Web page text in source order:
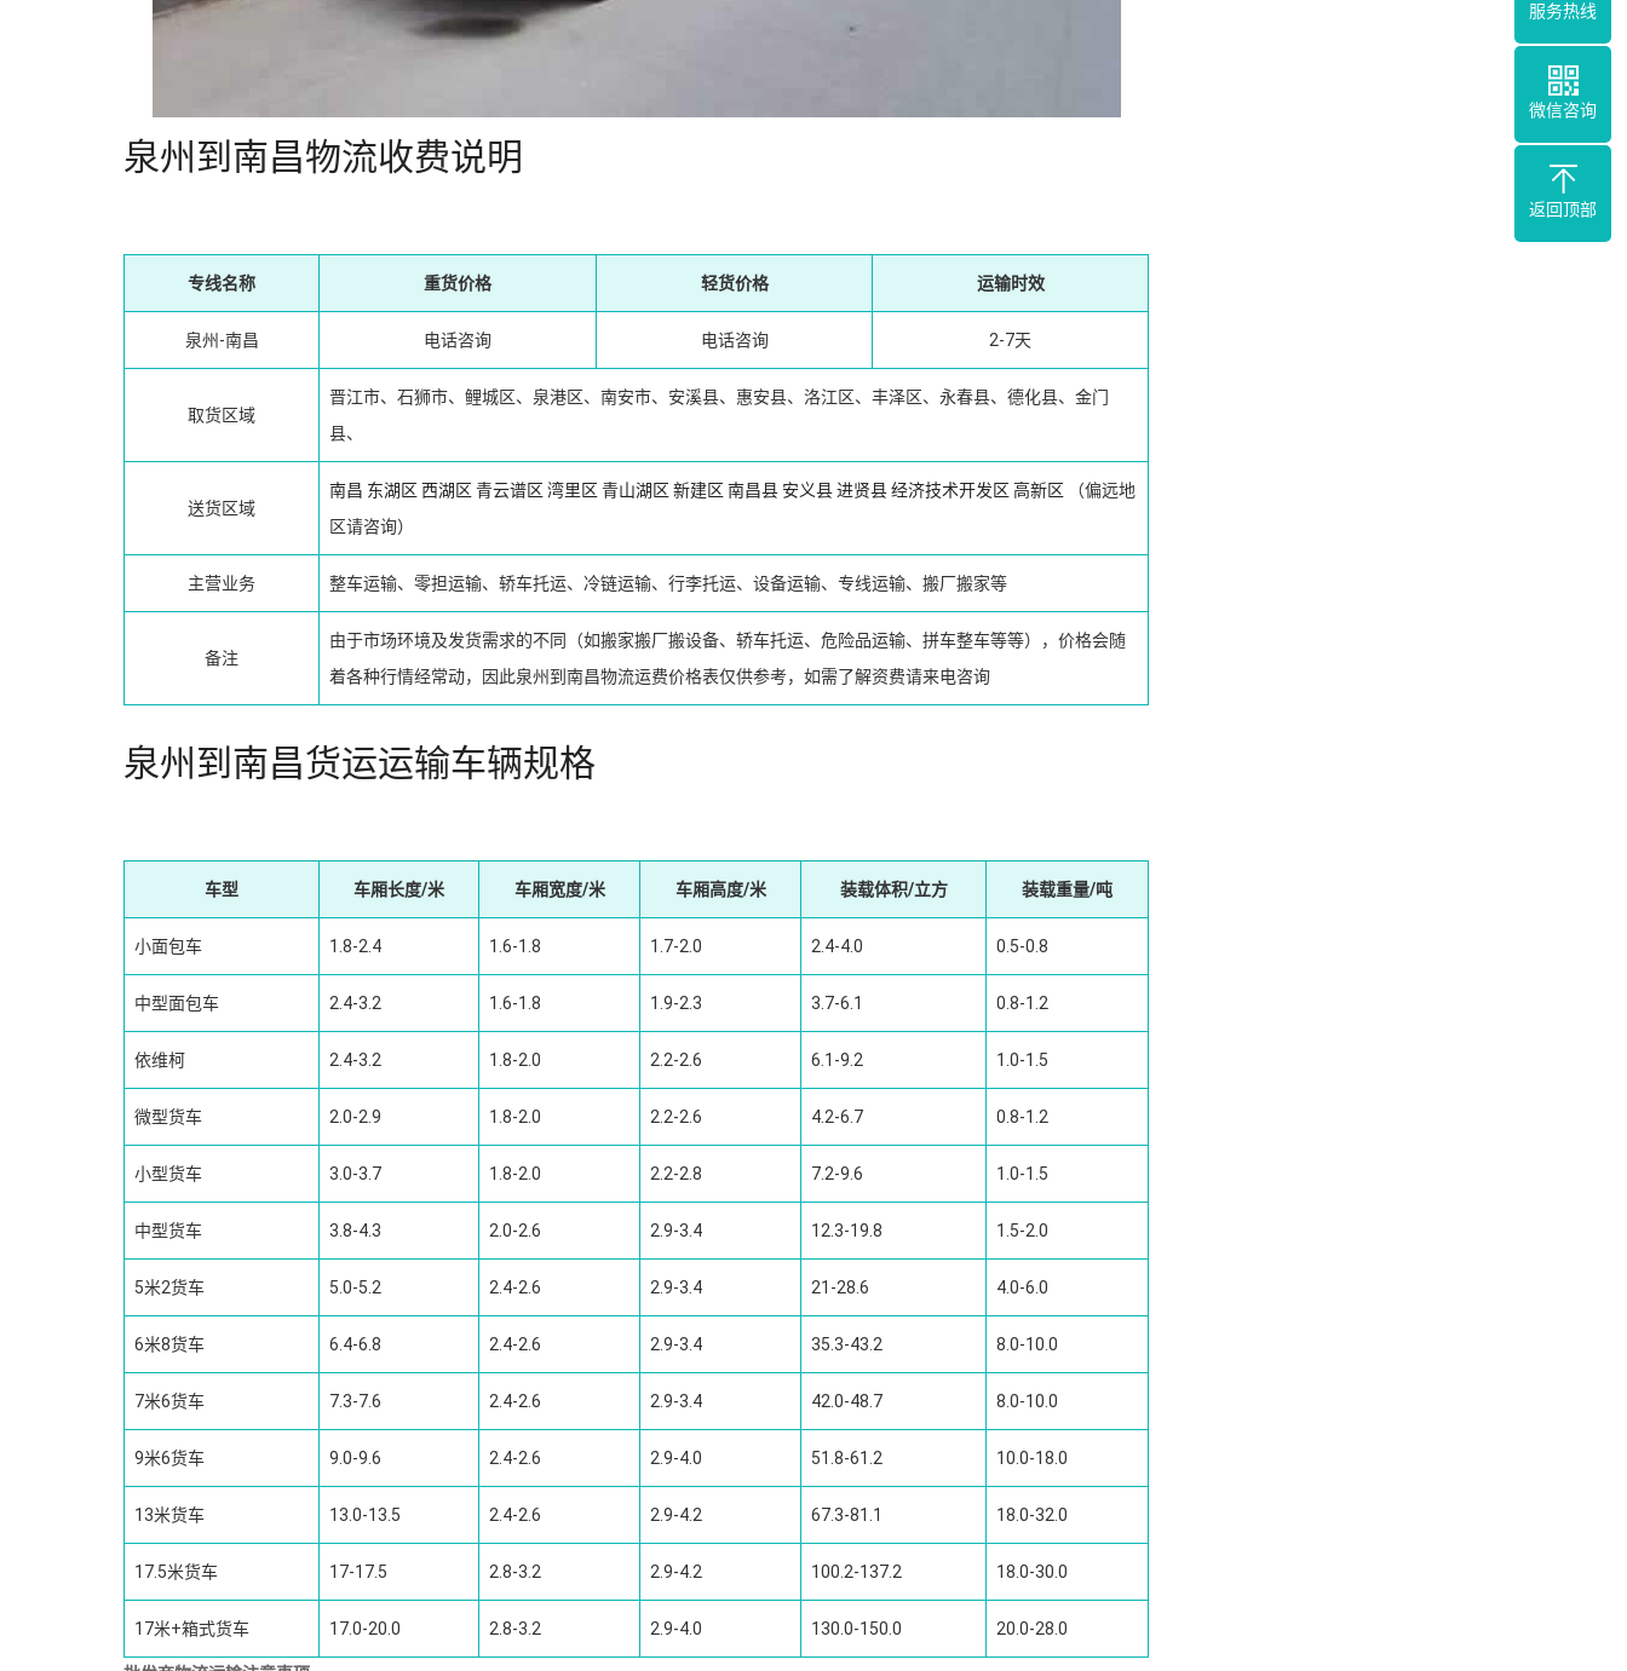
泉州到南昌物流收费说明
专线名称 重货价格 轻货价格 运输时效
泉州-南昌 电话咨询 电话咨询 2-7天
取货区域
晋江市、石狮市、鲤城区、泉港区、南安市、安溪县、惠安县、洛江区、丰泽区、永春县、德化县、金门
县、
送货区域
南昌 东湖区 西湖区 青云谱区 湾里区 青山湖区 新建区 南昌县 安义县进贤县经济技术开发区 高新区 （偏远地
区请咨询）
主营业务 整车运输、零担运输、轿车托运、冷链运输、行李托运、设备运输、专线运输、搬厂搬家等
备注
由于市场环境及发货需求的不同（如搬家搬厂搬设备、轿车托运、危险品运输、拼车整车等等），价格会随
着各种行情经常动，因此泉州到南昌物流运费价格表仅供参考，如需了解资费请来电咨询
泉州到南昌货运运输车辆规格
车型 车厢长度/米 车厢宽度/米 车厢高度/米 装载体积/立方 装载重量/吨
小面包车 1.8-2.4 1.6-1.8 1.7-2.0 2.4-4.0 0.5-0.8
中型面包车 2.4-3.2 1.6-1.8 1.9-2.3 3.7-6.1 0.8-1.2
依维柯 2.4-3.2 1.8-2.0 2.2-2.6 6.1-9.2 1.0-1.5
微型货车 2.0-2.9 1.8-2.0 2.2-2.6 4.2-6.7 0.8-1.2
小型货车 3.0-3.7 1.8-2.0 2.2-2.8 7.2-9.6 1.0-1.5
中型货车 3.8-4.3 2.0-2.6 2.9-3.4 12.3-19.8 1.5-2.0
5米2货车 5.0-5.2 2.4-2.6 2.9-3.4 21-28.6 4.0-6.0
6米8货车 6.4-6.8 2.4-2.6 2.9-3.4 35.3-43.2 8.0-10.0
7米6货车 7.3-7.6 2.4-2.6 2.9-3.4 42.0-48.7 8.0-10.0
9米6货车 9.0-9.6 2.4-2.6 2.9-4.0 51.8-61.2 10.0-18.0
13米货车 13.0-13.5 2.4-2.6 2.9-4.2 67.3-81.1 18.0-32.0
17.5米货车 17-17.5 2.8-3.2 2.9-4.2 100.2-137.2 18.0-30.0
17米+箱式货车 17.0-20.0 2.8-3.2 2.9-4.0 130.0-150.0 20.0-28.0
服务热线
微信咨询
返回顶部